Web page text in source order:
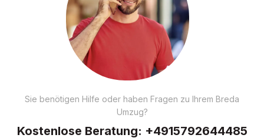
Sie benötigen Hilfe oder haben Fragen zu Ihrem Breda
Umzug?
Kostenlose Beratung: +4915792644485